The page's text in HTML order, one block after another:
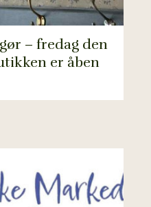
– fredag den
er åben